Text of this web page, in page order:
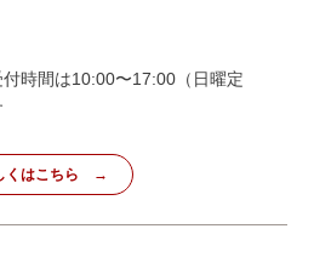
時間は10:00〜17:00（日曜定
くはこちら